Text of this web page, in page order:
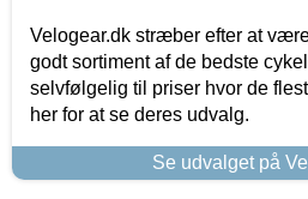
Velogear.dk stræber efter at
godt sortiment af de bedste
selvfølgelig til priser hvor de
her for at se deres udvalg.
Se udvalget på